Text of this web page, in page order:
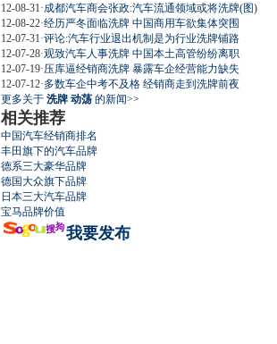
屌丝必看世界末日
12-08-31 ·成都汽车商会张政:汽车流通领域或将洗牌(图)
12-08-22·经历严冬面临洗牌 中国商用车欲集体突围
12-07-31 ·评论:汽车行业退出机制是为行业洗牌铺路
12-07-28·观致汽车人事洗牌 中国本土高管纷纷离职
12-07-19·压库逼经销商洗牌 暴露车企经营能力缺失
12-07-12·多数车企中考不及格 经销商走到洗牌前夜
更多关于 洗牌 动荡 的新闻>>
相关推荐
中国汽车经销商排名
丰田旗下的汽车品牌
德系三大豪华品牌
德国大众旗下品牌
日本三大汽车品牌
宝马品牌价值
我要发布